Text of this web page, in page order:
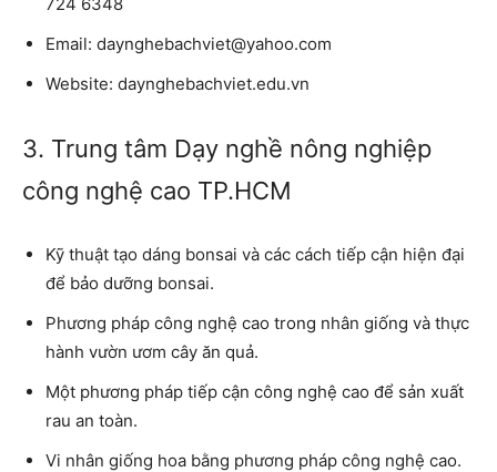
Email: daynghebachviet@yahoo.com
Website: daynghebachviet.edu.vn
3. Trung tâm Dạy nghề nông nghiệp
công nghệ cao TP.HCM
Kỹ thuật tạo dáng bonsai và các cách tiếp cận hiện đại
để bảo dưỡng bonsai.
Phương pháp công nghệ cao trong nhân giống và thực
hành vườn ươm cây ăn quả.
Một phương pháp tiếp cận công nghệ cao để sản xuất
rau an toàn.
Vi nhân giống hoa bằng phương pháp công nghệ cao.